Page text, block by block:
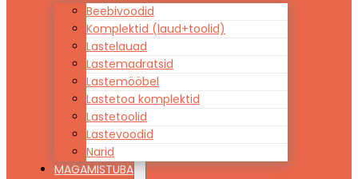
Beebivoodid
Komplektid (laud+toolid)
Lastelauad
Lastemadratsid
Lastemööbel
Lastetoa komplektid
Lastetoolid
Lastevoodid
Narid
MAGAMISTUBA